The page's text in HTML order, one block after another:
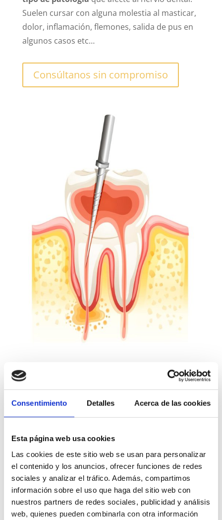
Consentimiento Detalles Acerca de las cookies
Esta página web usa cookies
Las cookies de este sitio web se usan para personalizar
el contenido y los anuncios, ofrecer funciones de redes
sociales y analizar el tráfico. Además, compartimos
información sobre el uso que haga del sitio web con
nuestros partners de redes sociales, publicidad y análisis
web, quienes pueden combinarla con otra información
Suelen cursar con alguna molestia al masticar,
dolor, inflamación, flemones, salida de pus en
algunos casos etc…
Consúltanos sin compromiso
de conductos
La endodoncia es un tratamiento que se ha ido
puliendo y perfeccionando en los últimos años
con sistemas que hacen que el tratamiento
gane en calidad, rapidez y precisión.